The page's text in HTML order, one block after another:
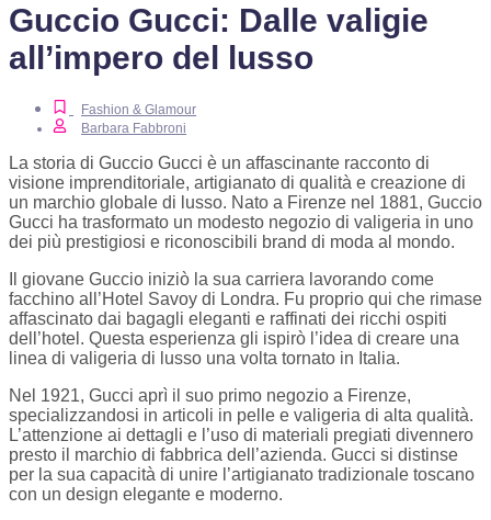
Guccio Gucci: Dalle valigie
all’impero del lusso
Fashion & Glamour
Barbara Fabbroni
La storia di Guccio Gucci è un affascinante racconto di
visione imprenditoriale, artigianato di qualità e creazione di
un marchio globale di lusso. Nato a Firenze nel 1881, Guccio
Gucci ha trasformato un modesto negozio di valigeria in uno
dei più prestigiosi e riconoscibili brand di moda al mondo.
Il giovane Guccio iniziò la sua carriera lavorando come
facchino all’Hotel Savoy di Londra. Fu proprio qui che rimase
affascinato dai bagagli eleganti e raffinati dei ricchi ospiti
dell’hotel. Questa esperienza gli ispirò l’idea di creare una
linea di valigeria di lusso una volta tornato in Italia.
Nel 1921, Gucci aprì il suo primo negozio a Firenze,
specializzandosi in articoli in pelle e valigeria di alta qualità.
L’attenzione ai dettagli e l’uso di materiali pregiati divennero
presto il marchio di fabbrica dell’azienda. Gucci si distinse
per la sua capacità di unire l’artigianato tradizionale toscano
con un design elegante e moderno.